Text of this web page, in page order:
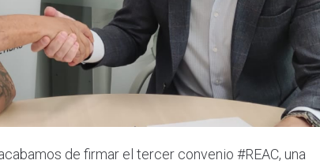
de firmar el tercer convenio #REAC, una